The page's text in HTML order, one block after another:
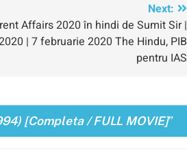
Next:
Affairs 2020 în hindi de Sumit Sir |
| 7 februarie 2020 The Hindu, PIB
pentru IAS
[Completa / FULL MOVIE]”